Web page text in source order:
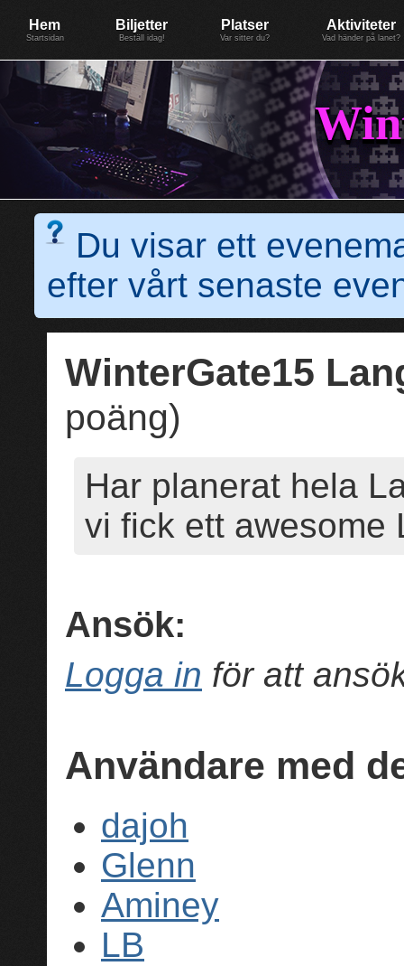
Hem
Startsidan
Biljetter
Beställ idag!
Platser
Var sitter du?
Aktiviteter
Vad händer på lanet?
Du visar ett
efter vårt senaste
WinterGate15
poäng)
Har planerat hela
vi fick ett awesome
Ansök:
Logga in för att
Användare med
dajoh
Glenn
Aminey
LB